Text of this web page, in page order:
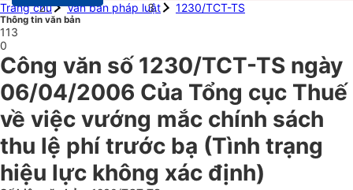
Trang chủ
Văn bản pháp luật 1230/TCT-TS
Thông tin văn bản
113
0
Công văn số 1230/TCT-TS ngày
06/04/2006 Của Tổng cục Thuế
về việc vướng mắc chính sách
thu lệ phí trước bạ (Tình trạng
hiệu lực không xác định)